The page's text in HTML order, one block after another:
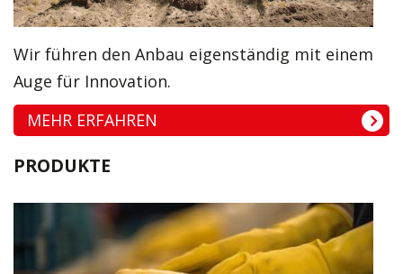
Wir führen den Anbau eigenständig mit einem
Auge für Innovation.
MEHR ERFAHREN
PRODUKTE